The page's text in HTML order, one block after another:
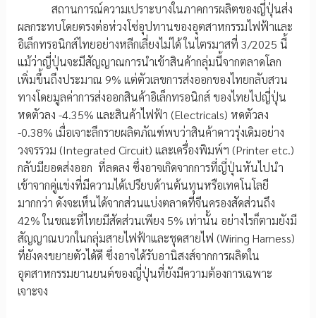
สถานการณ์ความเปราะบางในภาคการผลิตของญี่ปุ่นส่ง
ผลกระทบโดยตรงต่อห่วงโซ่อุปทานของอุตสาหกรรมไฟฟ้าและ
อิเล็กทรอนิกส์ไทยอย่างหลีกเลี่ยงไม่ได้ ในไตรมาสที่ 3/2025 นี้
แม้ว่าญี่ปุ่นจะมีสัญญาณการนำเข้าสินค้ากลุ่มนี้จากตลาดโลก
เพิ่มขึ้นถึงประมาณ 9% แต่ตัวเลขการส่งออกของไทยกลับสวน
ทางโดยมูลค่าการส่งออกสินค้าอิเล็กทรอนิกส์ ของไทยไปญี่ปุ่น
หดตัวลง -4.35% และสินค้าไฟฟ้า (Electricals) หดตัวลง
-0.38% เมื่อเจาะลึกรายผลิตภัณฑ์พบว่าสินค้าดาวรุ่งเดิมอย่าง
วงจรรวม (Integrated Circuit) และเครื่องพิมพ์ฯ (Printer etc.)
กลับมียอดส่งออก ที่ลดลง ซึ่งอาจเกิดจากการที่ญี่ปุ่นหันไปนำ
เข้าจากคู่แข่งที่มีความได้เปรียบด้านต้นทุนหรือเทคโนโลยี
มากกว่า ดังจะเห็นได้จากส่วนแบ่งตลาดที่จีนครองสัดส่วนถึง
42% ในขณะที่ไทยมีสัดส่วนเพียง 5% เท่านั้น อย่างไรก็ตามยังมี
สัญญาณบวกในกลุ่มสายไฟฟ้าและชุดสายไฟ (Wiring Harness)
ที่ยังคงขยายตัวได้ดี ซึ่งอาจได้รับอานิสงส์จากการผลิตใน
อุตสาหกรรมยานยนต์ของญี่ปุ่นที่ยังมีความต้องการเฉพาะ
เจาะจง